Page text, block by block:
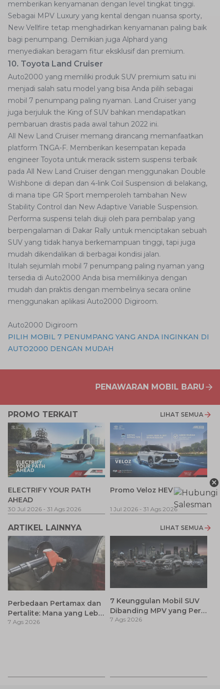
memberikan kenyamanan dengan level tingkat tinggi.
Sebagai MPV Luxury yang kental dengan nuansa sporty,
New Vellfire tetap menghadirkan kenyamanan paling baik
bagi penumpang. Demikian juga Alphard yang
menyediakan beragam fitur eksklusif dan premium.
10. Toyota Land Cruiser
Auto2000 yang memiliki produk SUV premium satu ini
menjadi salah satu model yang bisa Anda pilih sebagai
mobil 7 penumpang paling nyaman. Land Cruiser yang
juga berjuluk the King of SUV bahkan mendapatkan
pembaruan drastis pada awal tahun 2022 ini.
All New Land Cruiser memang dirancang memanfaatkan
platform TNGA-F. Memberikan kesempatan kepada
engineer Toyota untuk meracik sistem suspensi terbaik
pada All New Land Cruiser dengan menggunakan Double
Wishbone di depan dan 4-link Coil Suspension di belakang,
di mana tipe GR Sport memperoleh tambahan New
Stability Control dan New Adaptive Variable Suspension.
Performa suspensi telah diuji oleh para pembalap yang
berpengalaman di Dakar Rally untuk menciptakan sebuah
SUV yang tidak hanya berkemampuan tinggi, tapi juga
mudah dikendalikan di berbagai kondisi jalan.
Itulah sejumlah mobil 7 penumpang paling nyaman yang
tersedia di Auto2000 Anda bisa memilikinya dengan
mudah dan praktis dengan membelinya secara online
menggunakan aplikasi Auto2000 Digiroom.
Auto2000 Digiroom
PILIH MOBIL 7 PENUMPANG YANG ANDA INGINKAN DI
AUTO2000 DENGAN MUDAH
PENAWARAN MOBIL BARU
PROMO TERKAIT LIHAT SEMUA
ELECTRIFY YOUR PATH
AHEAD
30 Jul 2026 - 31 Ags 2026
Promo Veloz HEV
1 Jul 2026 - 31 Ags 2026
ARTIKEL LAINNYA LIHAT SEMUA
Perbedaan Pertamax dan
Pertalite: Mana yang Lebih
Baik untuk Mobil Toyota
7 Ags 2026
7 Keunggulan Mobil SUV
Dibanding MPV yang Perlu
Anda Ketahui
7 Ags 2026
×